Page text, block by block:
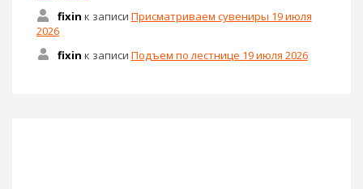
fixin к записи Присматриваем сувениры 19 июля
2026
fixin к записи Подъем по лестнице 19 июля 2026